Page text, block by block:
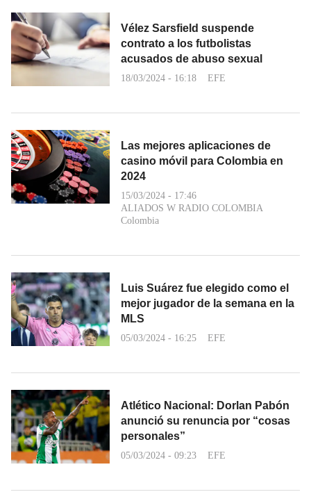
Vélez Sarsfield suspende
contrato a los futbolistas
acusados de abuso sexual
18/03/2024 - 16:18 EFE
Las mejores aplicaciones de
casino móvil para Colombia en
2024
15/03/2024 - 17:46
ALIADOS W RADIO COLOMBIA
Colombia
Luis Suárez fue elegido como el
mejor jugador de la semana en la
MLS
05/03/2024 - 16:25 EFE
Atlético Nacional: Dorlan Pabón
anunció su renuncia por “cosas
personales”
05/03/2024 - 09:23 EFE